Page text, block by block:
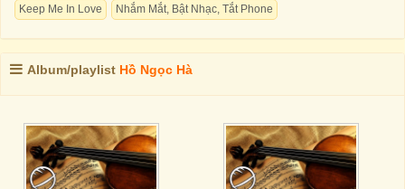
Keep Me In Love
Nhắm Mắt, Bật Nhạc, Tắt Phone
Album/playlist Hồ Ngọc Hà